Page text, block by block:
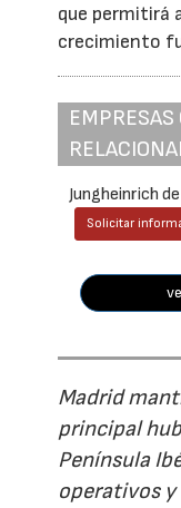
que permitirá
crecimiento
Jungheinrich
Solicitar
Madrid
principal
Península
operativos y